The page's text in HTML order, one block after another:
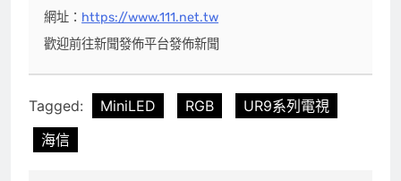
網址： https://www.111.net.tw
歡迎前往新聞發佈平台發佈新聞
Tagged: MiniLED RGB
UR9系列電視
海信